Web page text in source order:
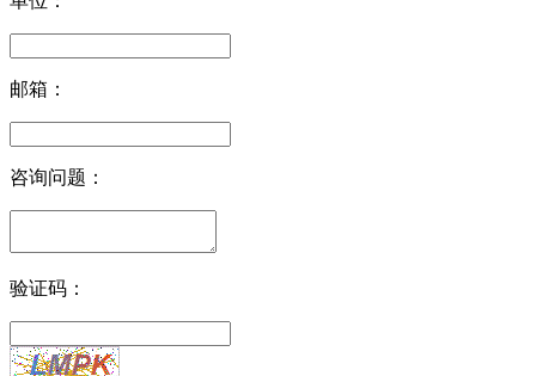
邮箱：
咨询问题：
验证码：